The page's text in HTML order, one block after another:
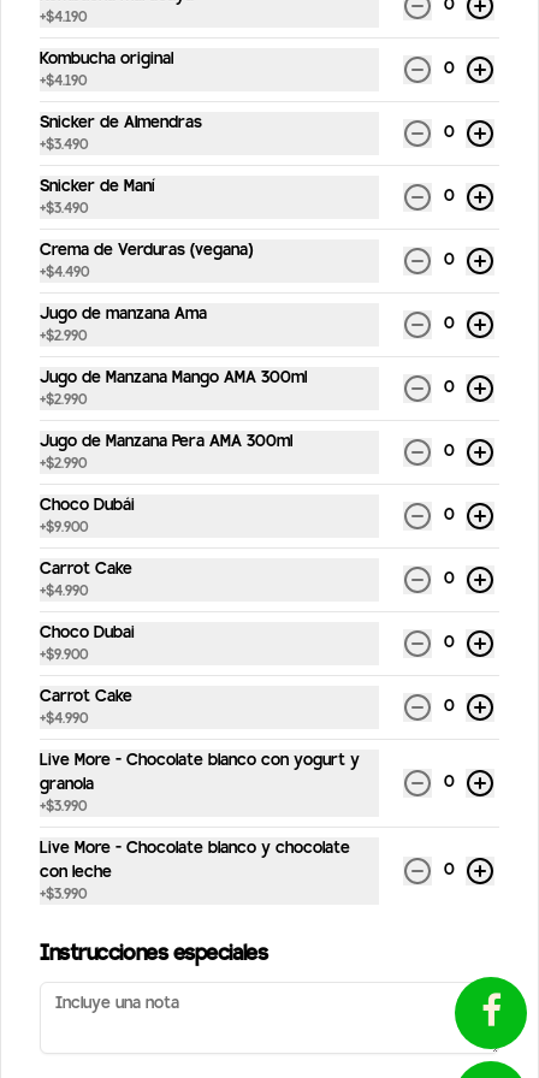
¿Tienes alguna sugerencia?
Escríbenos aquí 💬
Toca para abrir →
frosting.(Contiene nueces).
Snicker de Maní
Snicker de maní, dátiles y chocolate
$3.490
Conócenos
Términos y condiciones
Política de privacidad
Redes sociales
Instagram
Facebook
Mi cuenta
Pedir
Iniciar sesión
+$4.190
0
Kombucha original
+$4.190
0
Snicker de Almendras
+$3.490
0
Snicker de Maní
+$3.490
0
Crema de Verduras (vegana)
+$4.490
0
Jugo de manzana Ama
+$2.990
0
Jugo de Manzana Mango AMA 300ml
+$2.990
0
Jugo de Manzana Pera AMA 300ml
+$2.990
0
Choco Dubái
+$9.900
0
Carrot Cake
+$4.990
0
Choco Dubai
+$9.900
0
Carrot Cake
+$4.990
0
Live More - Chocolate blanco con yogurt y
granola
+$3.990
0
Live More - Chocolate blanco y chocolate
con leche
+$3.990
0
Instrucciones especiales